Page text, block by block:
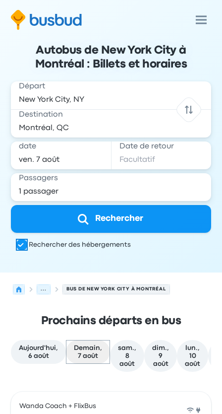
Autobus de New York City à
Montréal : Billets et horaires
Départ
Destination
date Date de retour
Passagers
Rechercher
Rechercher des hébergements
... BUS DE NEW YORK CITY À MONTRÉAL
Prochains départs en bus
Aujourd'hui,
6 août
Demain,
7 août
sam.,
8
août
dim.,
9
août
lun.,
10
août
Wanda Coach + FlixBus